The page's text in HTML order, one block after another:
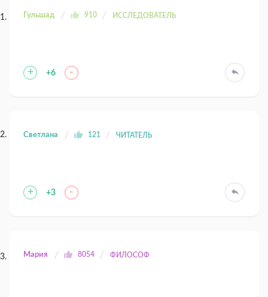
Гульшад 910 ИССЛЕДОВАТЕЛЬ
+ +6 -
Светлана 121 ЧИТАТЕЛЬ
+ +3 -
Мария 8054 ФИЛОСОФ